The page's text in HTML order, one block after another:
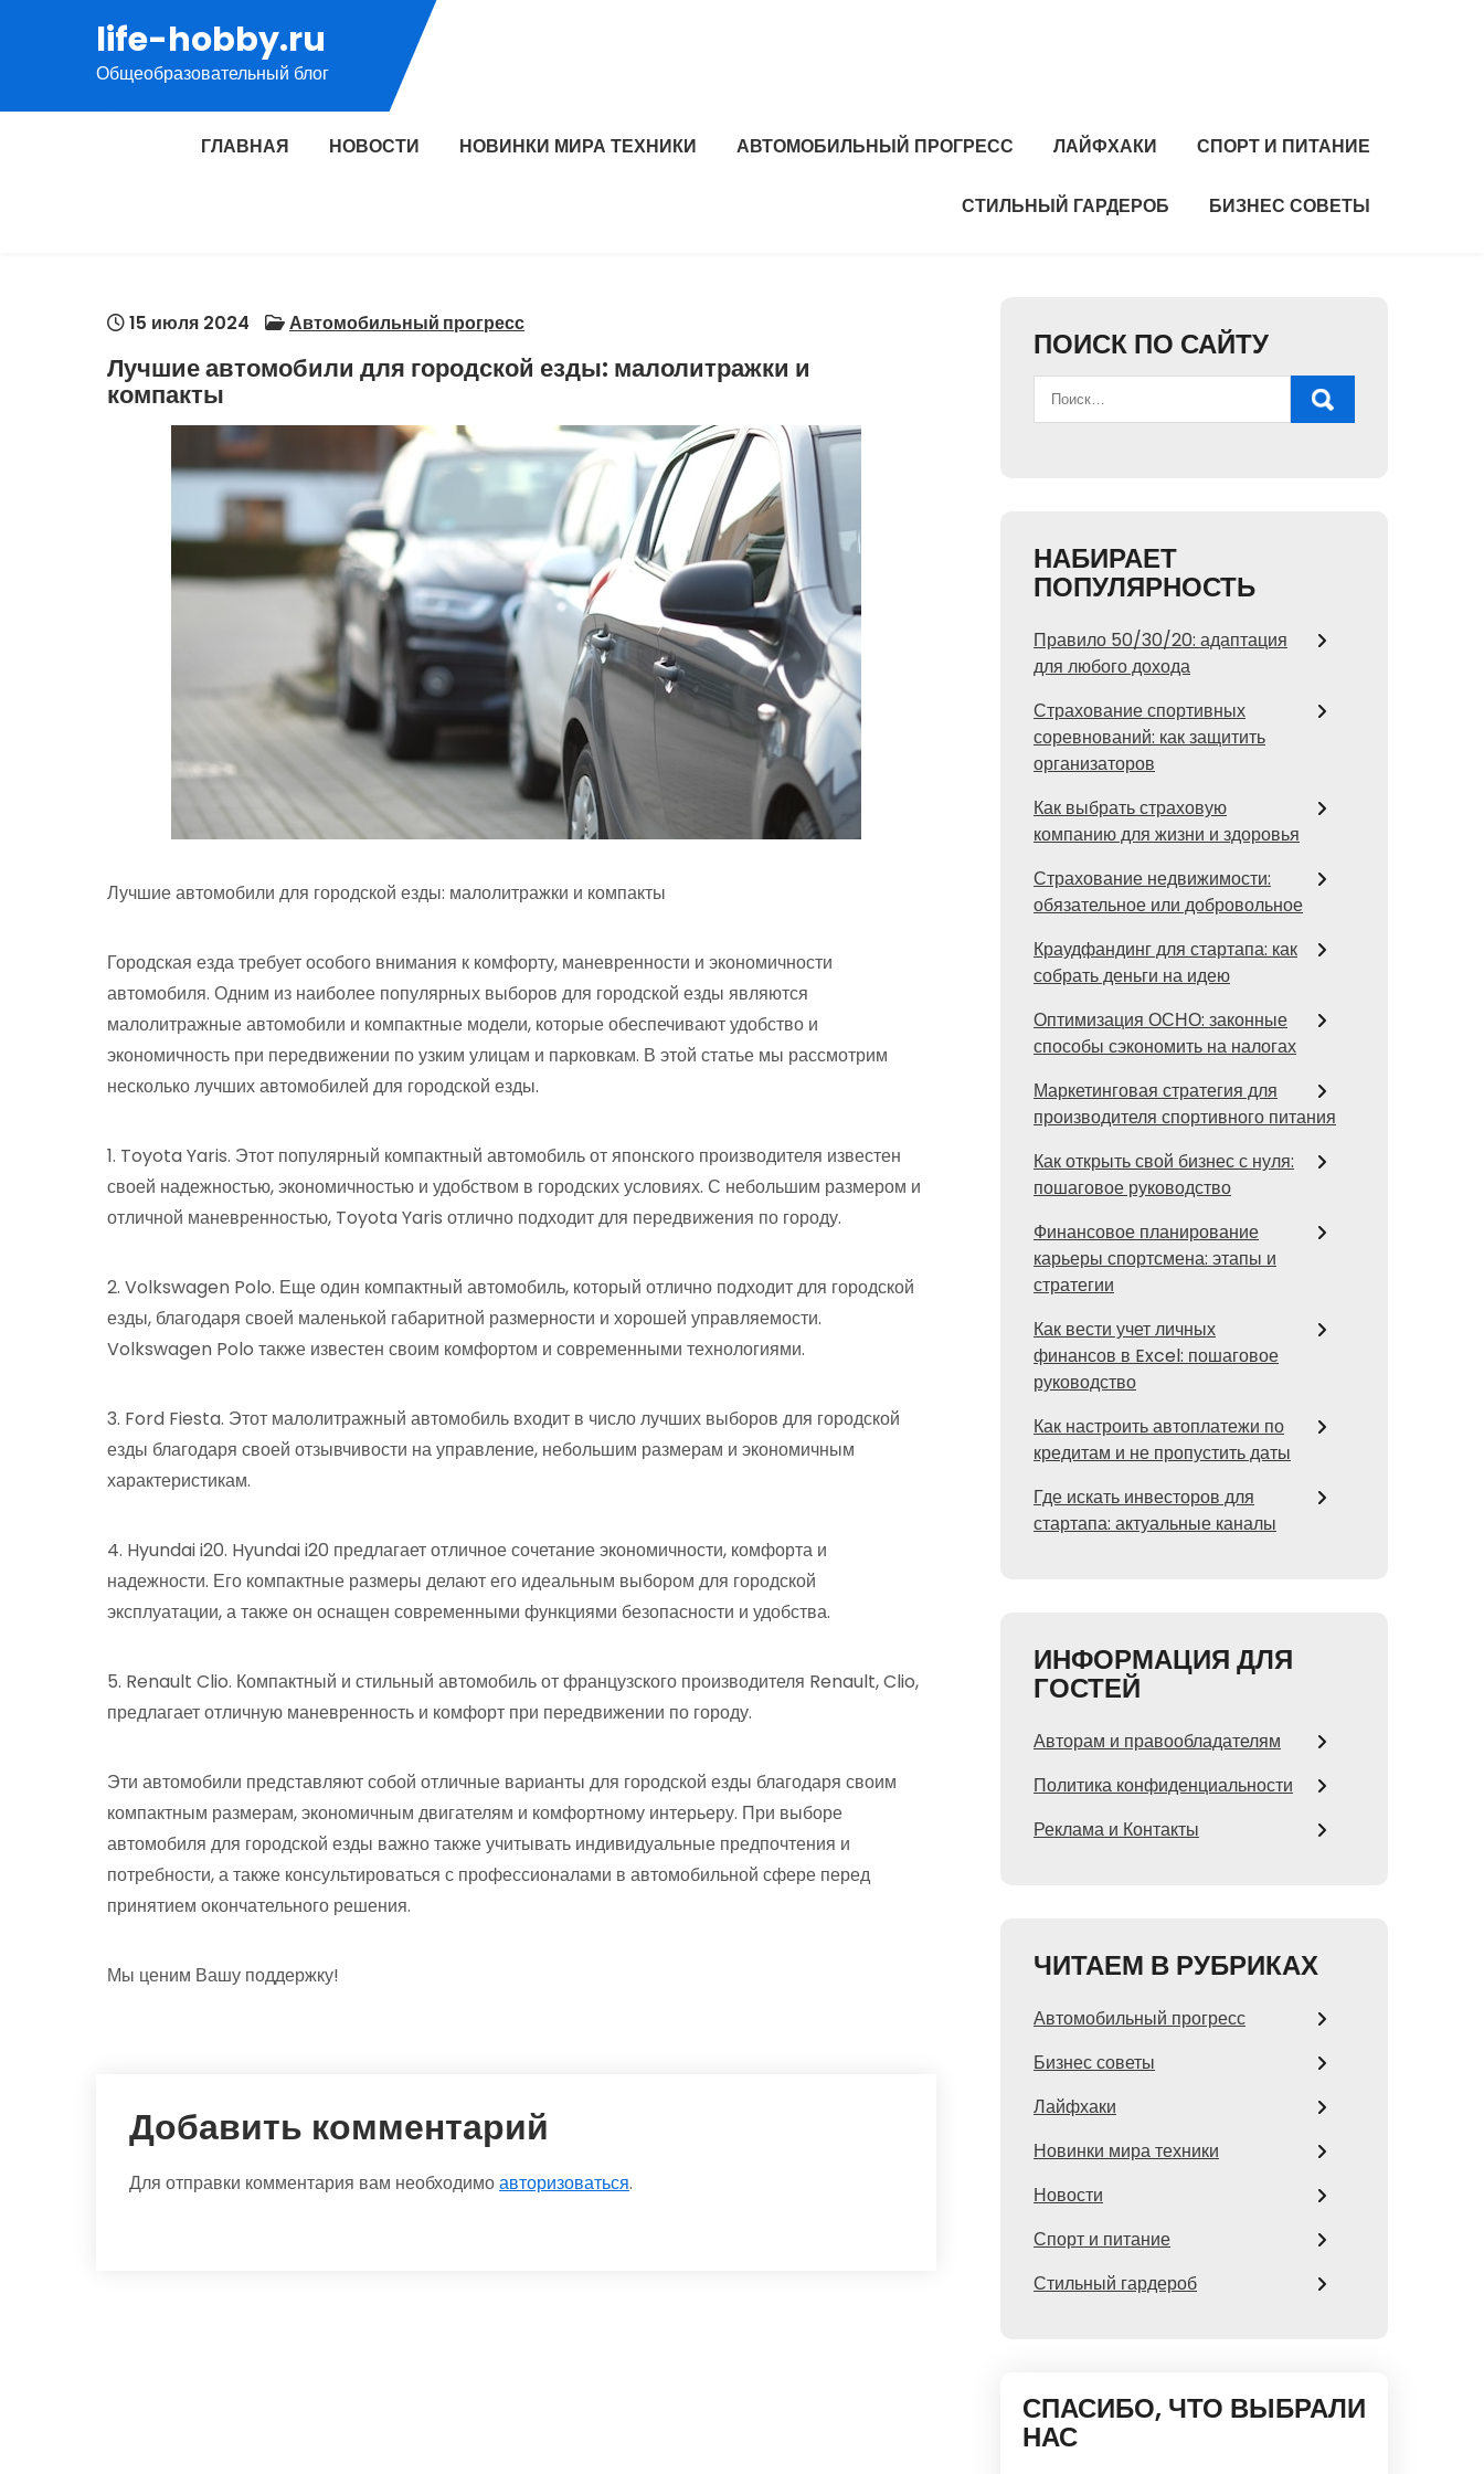
содержимому
life-hobby.ru
Общеобразовательный блог
ГЛАВНАЯ НОВОСТИ НОВИНКИ МИРА ТЕХНИКИ АВТОМОБИЛЬНЫЙ ПРОГРЕСС ЛАЙФХАКИ СПОРТ И ПИТАНИЕ
СТИЛЬНЫЙ ГАРДЕРОБ БИЗНЕС СОВЕТЫ
15 июля 2024 Автомобильный прогресс
Лучшие автомобили для городской езды: малолитражки и
компакты
Лучшие автомобили для городской езды: малолитражки и компакты
Городская езда требует особого внимания к комфорту, маневренности и экономичности
автомобиля. Одним из наиболее популярных выборов для городской езды являются
малолитражные автомобили и компактные модели, которые обеспечивают удобство и
экономичность при передвижении по узким улицам и парковкам. В этой статье мы рассмотрим
несколько лучших автомобилей для городской езды.
1. Toyota Yaris. Этот популярный компактный автомобиль от японского производителя известен
своей надежностью, экономичностью и удобством в городских условиях. С небольшим размером и
отличной маневренностью, Toyota Yaris отлично подходит для передвижения по городу.
2. Volkswagen Polo. Еще один компактный автомобиль, который отлично подходит для городской
езды, благодаря своей маленькой габаритной размерности и хорошей управляемости.
Volkswagen Polo также известен своим комфортом и современными технологиями.
3. Ford Fiesta. Этот малолитражный автомобиль входит в число лучших выборов для городской
езды благодаря своей отзывчивости на управление, небольшим размерам и экономичным
характеристикам.
4. Hyundai i20. Hyundai i20 предлагает отличное сочетание экономичности, комфорта и
надежности. Его компактные размеры делают его идеальным выбором для городской
эксплуатации, а также он оснащен современными функциями безопасности и удобства.
5. Renault Clio. Компактный и стильный автомобиль от французского производителя Renault, Clio,
предлагает отличную маневренность и комфорт при передвижении по городу.
Эти автомобили представляют собой отличные варианты для городской езды благодаря своим
компактным размерам, экономичным двигателям и комфортному интерьеру. При выборе
автомобиля для городской езды важно также учитывать индивидуальные предпочтения и
потребности, а также консультироваться с профессионалами в автомобильной сфере перед
принятием окончательного решения.
Мы ценим Вашу поддержку!
Добавить комментарий
Для отправки комментария вам необходимоавторизоваться.
ПОИСК ПО САЙТУ
НАБИРАЕТ
ПОПУЛЯРНОСТЬ
Правило 50/30/20: адаптация
для любого дохода
Страхование спортивных
соревнований: как защитить
организаторов
Как выбрать страховую
компанию для жизни и здоровья
Страхование недвижимости:
обязательное или добровольное
Краудфандинг для стартапа: как
собрать деньги на идею
Оптимизация ОСНО: законные
способы сэкономить на налогах
Маркетинговая стратегия для
производителя спортивного питания
Как открыть свой бизнес с нуля:
пошаговое руководство
Финансовое планирование
карьеры спортсмена: этапы и
стратегии
Как вести учет личных
финансов в Excel: пошаговое
руководство
Как настроить автоплатежи по
кредитам и не пропустить даты
Где искать инвесторов для
стартапа: актуальные каналы
ИНФОРМАЦИЯ ДЛЯ
ГОСТЕЙ
Авторам и правообладателям
Политика конфиденциальности
Реклама и Контакты
ЧИТАЕМ В РУБРИКАХ
Автомобильный прогресс
Бизнес советы
Лайфхаки
Новинки мира техники
Новости
Спорт и питание
Стильный гардероб
СПАСИБО, ЧТО ВЫБРАЛИ
НАС